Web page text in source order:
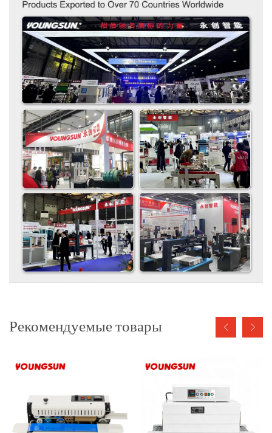
Рекомендуемые товары